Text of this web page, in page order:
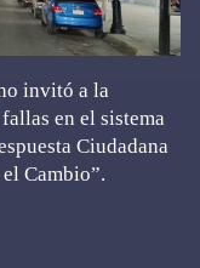
invitó a la
en el sistema
Ciudadana
Cambio”.